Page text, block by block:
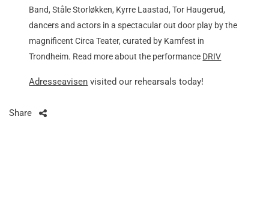
Band, Ståle Storløkken, Kyrre Laastad, Tor Haugerud,
dancers and actors in a spectacular out door play by the
magnificent Circa Teater, curated by Kamfest in
Trondheim. Read more about the performance DRIV
Adresseavisen visited our rehearsals today!
Share